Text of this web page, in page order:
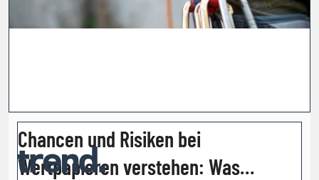
Chancen und Risiken bei
Wertpapieren verstehen: Was